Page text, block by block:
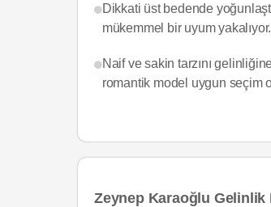
Dikkati üst bedende
mükemmel bir uyum yakalıyor.
Naif ve sakin tarzını
romantik model uygun seçim
Zeynep Karaoğlu Gelinlik